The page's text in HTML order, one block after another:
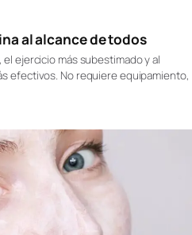
al alcance de todos
ejercicio más subestimado y al
efectivos. No requiere equipamiento,